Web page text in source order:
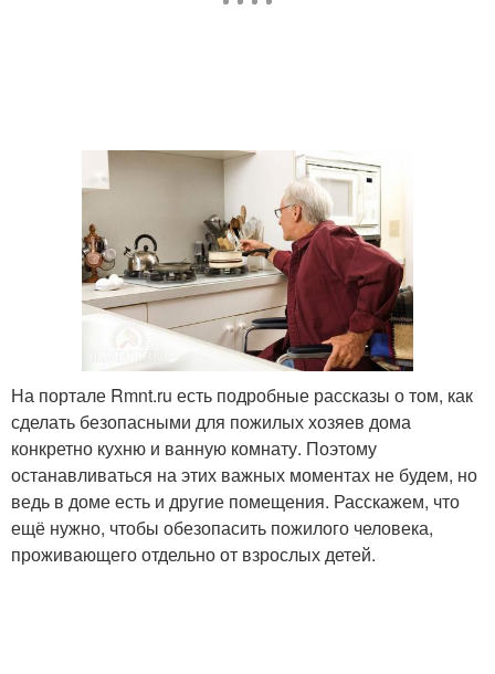
На портале Rmnt.ru есть подробные рассказы о том, как
сделать безопасными для пожилых хозяев дома
конкретно кухню и ванную комнату. Поэтому
останавливаться на этих важных моментах не будем, но
ведь в доме есть и другие помещения. Расскажем, что
ещё нужно, чтобы обезопасить пожилого человека,
проживающего отдельно от взрослых детей.